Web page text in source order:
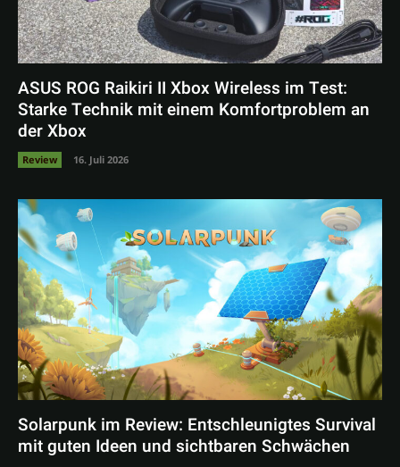
ASUS ROG Raikiri II Xbox Wireless im Test:
Starke Technik mit einem Komfortproblem an
der Xbox
Review 16. Juli 2026
Solarpunk im Review: Entschleunigtes Survival
mit guten Ideen und sichtbaren Schwächen